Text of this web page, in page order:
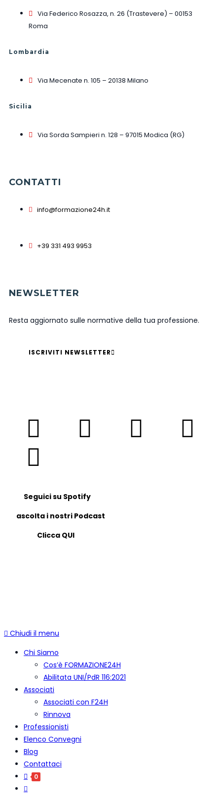
Via Federico Rosazza, n. 26 (Trastevere) – 00153
Roma
Lombardia
Via Mecenate n. 105 – 20138 Milano
Sicilia
Via Sorda Sampieri n. 128 – 97015 Modica (RG)
CONTATTI
info@formazione24h.it
+39 331 493 9953
NEWSLETTER
Resta aggiornato sulle normative della tua professione.
ISCRIVITI NEWSLETTER
Seguici su Spotify
ascolta i nostri Podcast
Clicca QUI
Chiudi il menu
Chi Siamo
Cos’è FORMAZIONE24H
Abilitata UNI/PdR 116:2021
Associati
Associati con F24H
Rinnova
Professionisti
Elenco Convegni
Blog
Contattaci
0